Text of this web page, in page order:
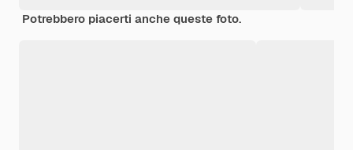
Potrebbero piacerti anche queste foto.